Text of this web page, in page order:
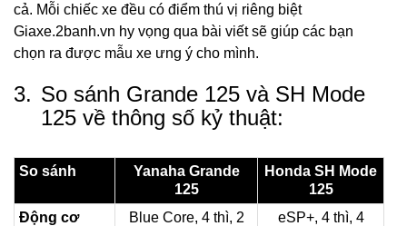
cả. Mỗi chiếc xe đều có điểm thú vị riêng biệt
Giaxe.2banh.vn hy vọng qua bài viết sẽ giúp các bạn
chọn ra được mẫu xe ưng ý cho mình.
3. So sánh Grande 125 và SH Mode
125 về thông số kỷ thuật:
So sánh
Yanaha Grande
125
Honda SH Mode
125
Động cơ
Blue Core, 4 thì, 2
eSP+, 4 thì, 4